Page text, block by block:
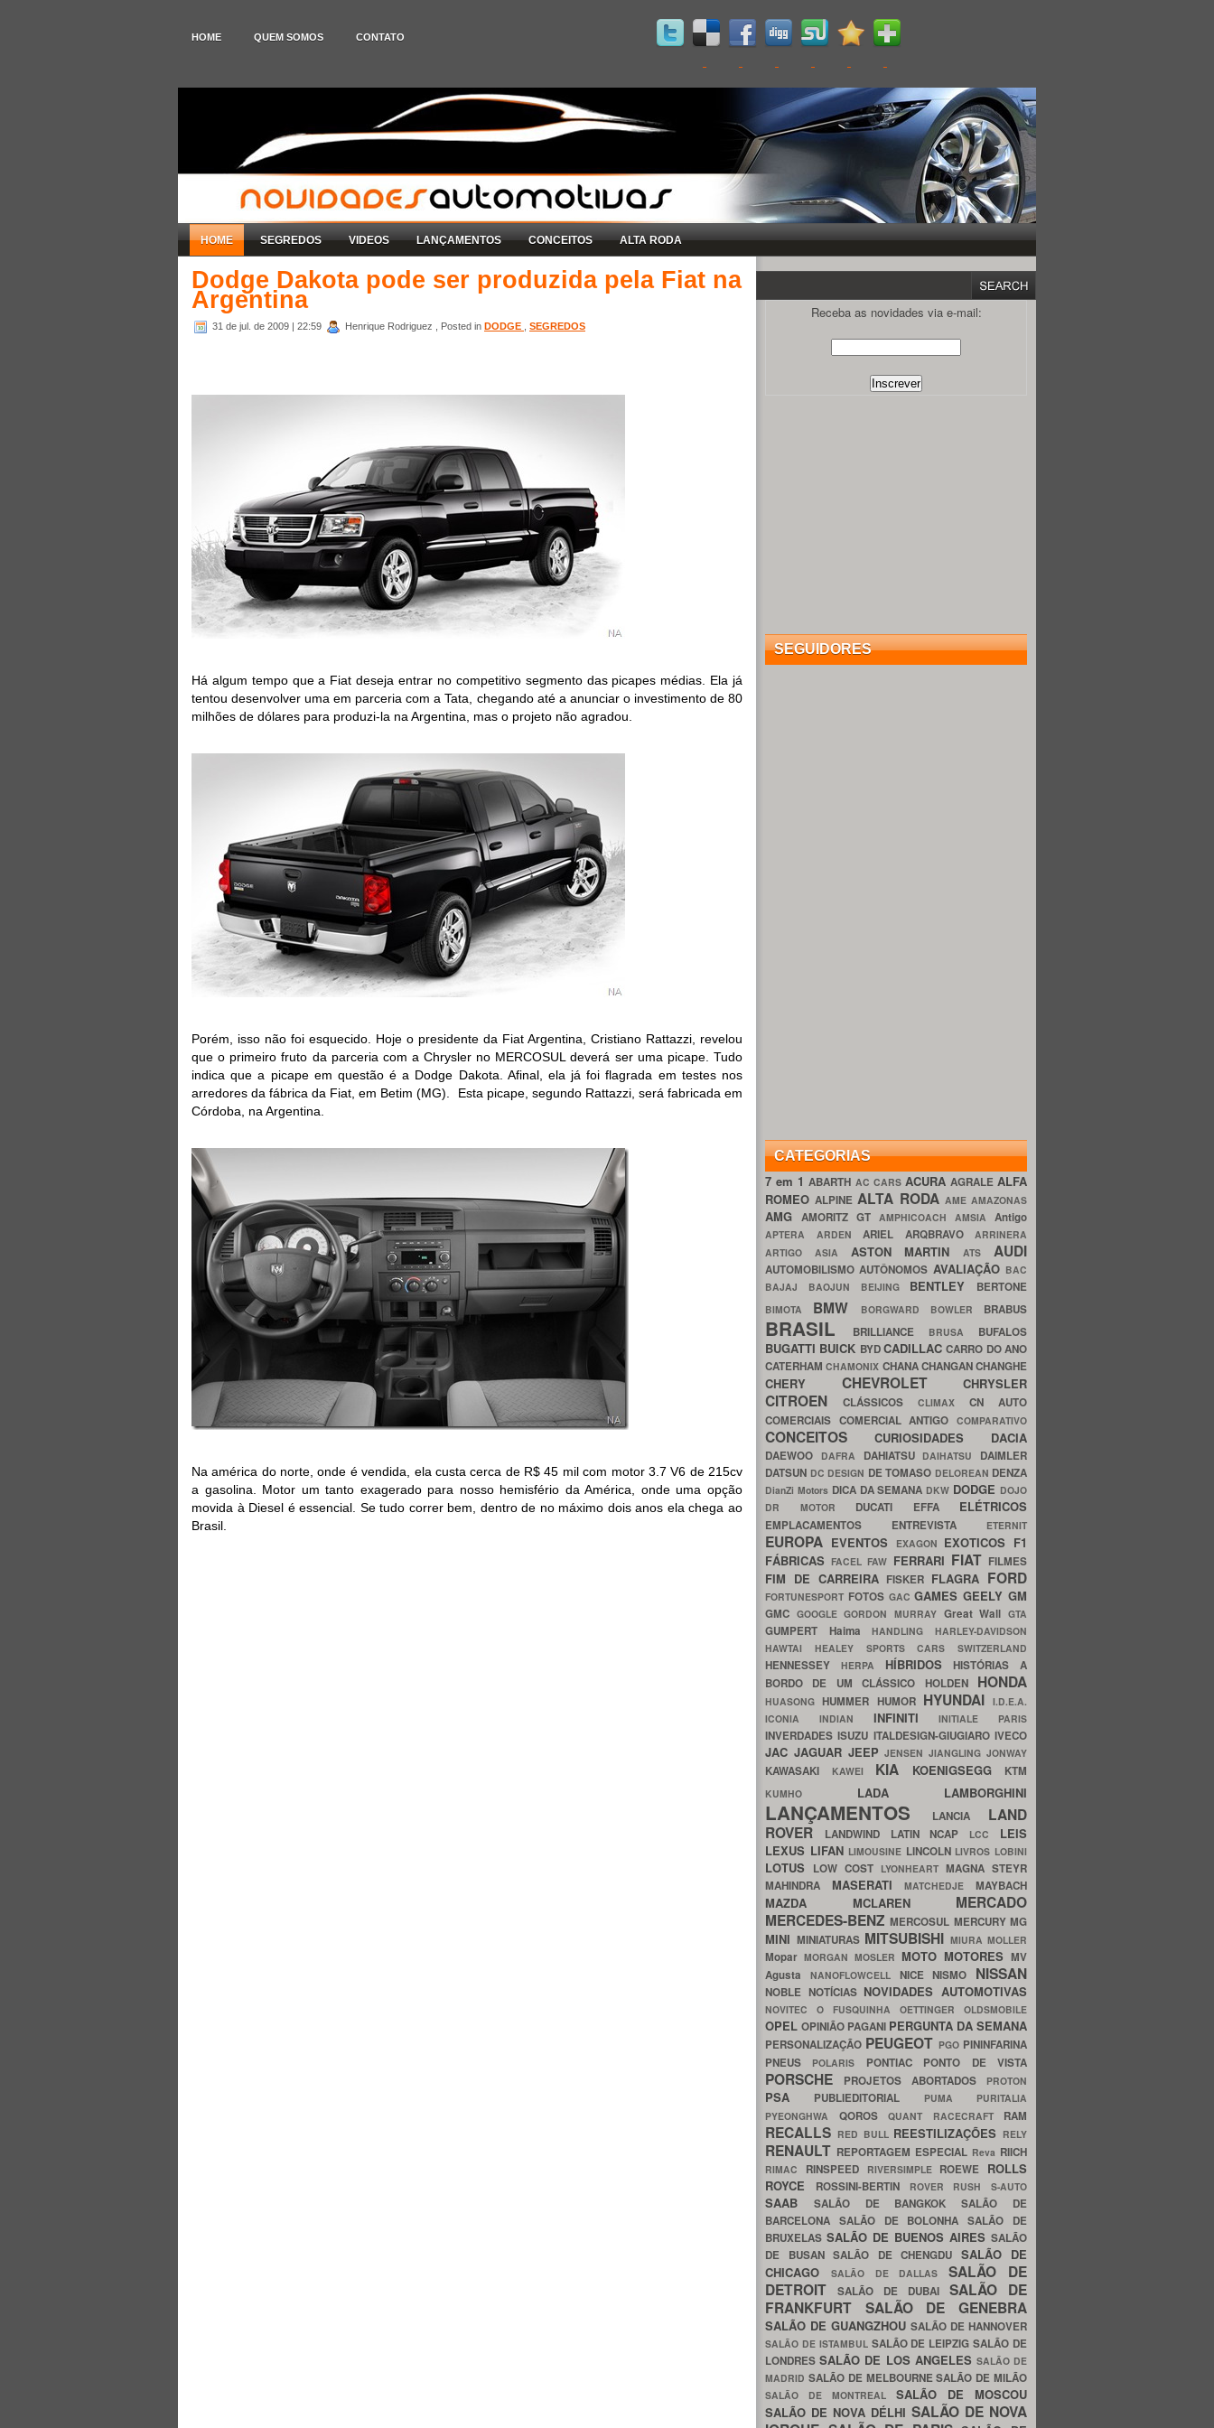
HOME QUEM SOMOS CONTATO
HOME SEGREDOS VIDEOS LANÇAMENTOS CONCEITOS ALTA RODA
Dodge Dakota pode ser produzida pela Fiat na
Argentina
31 de jul. de 2009 | 22:59 Henrique Rodriguez , Posted in DODGE SEGREDOS
Há algum tempo que a Fiat deseja entrar no competitivo segmento das picapes médias. Ela já
tentou desenvolver uma em parceria com a Tata, chegando até a anunciar o investimento de 80
milhões de dólares para produzi-la na Argentina, mas o projeto não agradou.
Porém, isso não foi esquecido. Hoje o presidente da Fiat Argentina, Cristiano Rattazzi, revelou
que o primeiro fruto da parceria com a Chrysler no MERCOSUL deverá ser uma picape. Tudo
indica que a picape em questão é a Dodge Dakota. Afinal, ela já foi flagrada em testes nos
arredores da fábrica da Fiat, em Betim (MG). Esta picape, segundo Rattazzi, será fabricada em
Córdoba, na Argentina.
Na américa do norte, onde é vendida, ela custa cerca de R$ 45 mil com motor 3.7 V6 de 215cv
a gasolina. Motor um tanto exagerado para nosso hemisfério da América, onde uma opção
movida à Diesel é essencial. Se tudo correr bem, dentro de no máximo dois anos ela chega ao
Brasil.
Receba as novidades via e-mail:
SEGUIDORES
CATEGORIAS
7 em 1ABARTH AC CARS ACURA AGRALE ALFA
ROMEOALPINEALTA RODA AME AMAZONAS
AMG AMORITZ GT AMPHICOACH AMSIA Antigo
APTERA ARDEN ARIEL ARQBRAVO ARRINERA
ARTIGO ASIA ASTON MARTINATS AUDI
AUTOMOBILISMOAUTÔNOMOS AVALIAÇÃO BAC
BAJAJ BAOJUN BEIJING BENTLEY BERTONE
BIMOTA BMW BORGWARD BOWLER BRABUS
BRASIL BRILLIANCE BRUSA BUFALOS
BUGATTI BUICK BYDCADILLACCARRO DO ANO
CATERHAMCHAMONIX CHANACHANGANCHANGHE
CHERY CHEVROLET CHRYSLER
CITROEN CLÁSSICOS CLIMAX CN AUTO
COMERCIAIS COMERCIAL ANTIGOCOMPARATIVO
CONCEITOS CURIOSIDADES DACIA
DAEWOO DAFRA DAHIATSU DAIHATSU DAIMLER
DATSUN DC DESIGN DE TOMASO DELOREAN DENZA
DianZi Motors DICA DA SEMANA DKW DODGE DOJO
DR MOTOR DUCATI EFFA ELÉTRICOS
EMPLACAMENTOS ENTREVISTA ETERNIT
EUROPA EVENTOS EXAGON EXOTICOS F1
FÁBRICASFACELFAW FERRARI FIAT FILMES
FIM DE CARREIRA FISKER FLAGRA FORD
FORTUNESPORT FOTOS GACGAMESGEELYGM
GMC GOOGLEGORDON MURRAY Great WallGTA
GUMPERT HaimaHANDLINGHARLEY-DAVIDSON
HAWTAI HEALEY SPORTS CARS SWITZERLAND
HENNESSEY HERPA HÍBRIDOSHISTÓRIAS A
BORDO DE UM CLÁSSICO HOLDEN HONDA
HUASONGHUMMER HUMOR HYUNDAI I.D.E.A.
ICONIA INDIAN INFINITIINITIALE PARIS
INVERDADESISUZU ITALDESIGN-GIUGIAROIVECO
JAC JAGUAR JEEPJENSENJIANGLINGJONWAY
KAWASAKI KAWEI KIA KOENIGSEGG KTM
KUMHO LADA LAMBORGHINI
LANÇAMENTOS LANCIA LAND
ROVER
LANDWIND LATIN NCAP LCC LEIS
LEXUS LIFAN LIMOUSINE LINCOLN LIVROS LOBINI
LOTUS LOW COST LYONHEART MAGNA STEYR
MAHINDRA MASERATIMATCHEDJEMAYBACH
MAZDA MCLAREN MERCADO
MERCEDES-BENZMERCOSUL MERCURYMG
MINI MINIATURAS MITSUBISHI MIURA MOLLER
Mopar MORGAN MOSLER MOTO MOTORES MV
Agusta NANOFLOWCELL NICENISMO NISSAN
NOBLE NOTÍCIAS NOVIDADES AUTOMOTIVAS
NOVITEC O FUSQUINHA OETTINGER OLDSMOBILE
OPEL OPINIÃO PAGANI PERGUNTA DA SEMANA
PERSONALIZAÇÃO PEUGEOT PGO PININFARINA
PNEUS
POLARIS PONTIAC PONTO DE VISTA
PORSCHE PROJETOS ABORTADOS PROTON
PSA PUBLIEDITORIAL PUMA PURITALIA
PYEONGHWA QOROS QUANT RACECRAFT RAM
RECALLS RED BULL REESTILIZAÇÕES RELY
RENAULT REPORTAGEM ESPECIAL Reva RIICH
RIMAC RINSPEED RIVERSIMPLE ROEWE ROLLS
ROYCE
ROSSINI-BERTIN ROVER RUSH S-AUTO
SAAB SALÃO DE BANGKOKSALÃO DE
BARCELONA SALÃO DE BOLONHASALÃO DE
BRUXELAS SALÃO DE BUENOS AIRES SALÃO
DE BUSAN SALÃO DE CHENGDU SALÃO DE
CHICAGO
SALÃO DE DALLASSALÃO DE
DETROIT
SALÃO DE DUBAI SALÃO DE
FRANKFURT SALÃO DE GENEBRA
SALÃO DE GUANGZHOU SALÃO DE HANNOVER
SALÃO DE ISTAMBUL SALÃO DE LEIPZIGSALÃO DE
LONDRESSALÃO DE LOS ANGELES SALÃO DE
MADRID SALÃO DE MELBOURNESALÃO DE MILÃO
SALÃO DE MONTREAL SALÃO DE MOSCOU
SALÃO DE NOVA DÉLHI SALÃO DE NOVA